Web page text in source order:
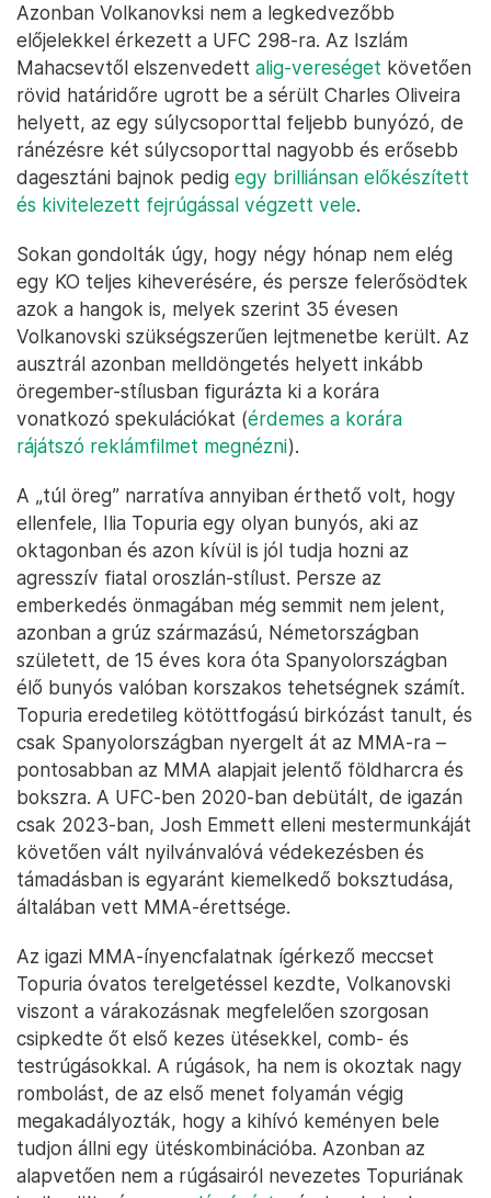
Azonban Volkanovksi nem a legkedvezőbb
előjelekkel érkezett a UFC 298-ra. Az Iszlám
Mahacsevtől elszenvedett alig-vereséget követően
rövid határidőre ugrott be a sérült Charles Oliveira
helyett, az egy súlycsoporttal feljebb bunyózó, de
ránézésre két súlycsoporttal nagyobb és erősebb
dagesztáni bajnok pedig egy brilliánsan előkészített
és kivitelezett fejrúgással végzett vele.
Sokan gondolták úgy, hogy négy hónap nem elég
egy KO teljes kiheverésére, és persze felerősödtek
azok a hangok is, melyek szerint 35 évesen
Volkanovski szükségszerűen lejtmenetbe került. Az
ausztrál azonban melldöngetés helyett inkább
öregember-stílusban figurázta ki a korára
vonatkozó spekulációkat (érdemes a korára
rájátszó reklámfilmet megnézni).
A „túl öreg” narratíva annyiban érthető volt, hogy
ellenfele, Ilia Topuria egy olyan bunyós, aki az
oktagonban és azon kívül is jól tudja hozni az
agresszív fiatal oroszlán-stílust. Persze az
emberkedés önmagában még semmit nem jelent,
azonban a grúz származású, Németországban
született, de 15 éves kora óta Spanyolországban
élő bunyós valóban korszakos tehetségnek számít.
Topuria eredetileg kötöttfogású birkózást tanult, és
csak Spanyolországban nyergelt át az MMA-ra –
pontosabban az MMA alapjait jelentő földharcra és
bokszra. A UFC-ben 2020-ban debütált, de igazán
csak 2023-ban, Josh Emmett elleni mestermunkáját
követően vált nyilvánvalóvá védekezésben és
támadásban is egyaránt kiemelkedő boksztudása,
általában vett MMA-érettsége.
Az igazi MMA-ínyencfalatnak ígérkező meccset
Topuria óvatos terelgetéssel kezdte, Volkanovski
viszont a várakozásnak megfelelően szorgosan
csipkedte őt első kezes ütésekkel, comb- és
testrúgásokkal. A rúgások, ha nem is okoztak nagy
rombolást, de az első menet folyamán végig
megakadályozták, hogy a kihívó keményen bele
tudjon állni egy ütéskombinációba. Azonban az
alapvetően nem a rúgásairól nevezetes Topuriának